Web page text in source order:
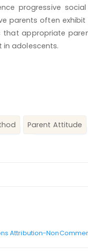
progressive
parents often exhibit
appropriate
in adolescents.
Parent Attitude
Attribution-